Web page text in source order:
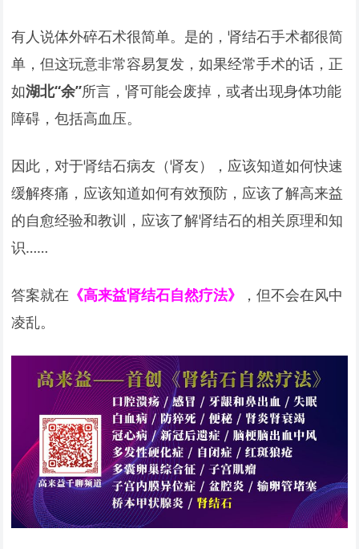
有人说体外碎石术很简单。是的，肾结石手术都很简
单，但这玩意非常容易复发，如果经常手术的话，正
如湖北“余”所言，肾可能会废掉，或者出现身体功能
障碍，包括高血压。
因此，对于肾结石病友（肾友），应该知道如何快速
缓解疼痛，应该知道如何有效预防，应该了解高来益
的自愈经验和教训，应该了解肾结石的相关原理和知
识……
答案就在 《高来益肾结石自然疗法》
，但不会在风中
凌乱。